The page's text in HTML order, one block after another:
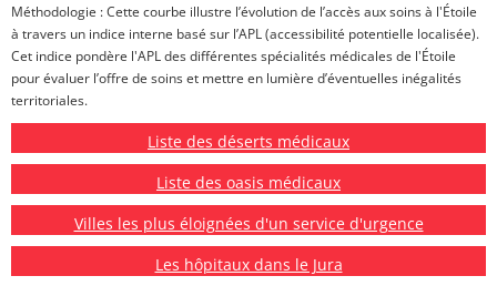
Méthodologie : Cette courbe illustre l’évolution de l’accès aux soins à l'Étoile
à travers un indice interne basé sur l’APL (accessibilité potentielle localisée).
Cet indice pondère l'APL des différentes spécialités médicales de l'Étoile
pour évaluer l’offre de soins et mettre en lumière d’éventuelles inégalités
territoriales.
Liste des déserts médicaux
Liste des oasis médicaux
Villes les plus éloignées d'un service d'urgence
Les hôpitaux dans le Jura